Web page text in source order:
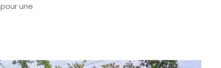
pour une